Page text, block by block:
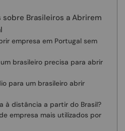
Brasileiros a Abrirem
empresa em Portugal sem
brasileiro precisa para abrir
para um brasileiro abrir
à distância a partir do Brasil?
empresa mais utilizados por